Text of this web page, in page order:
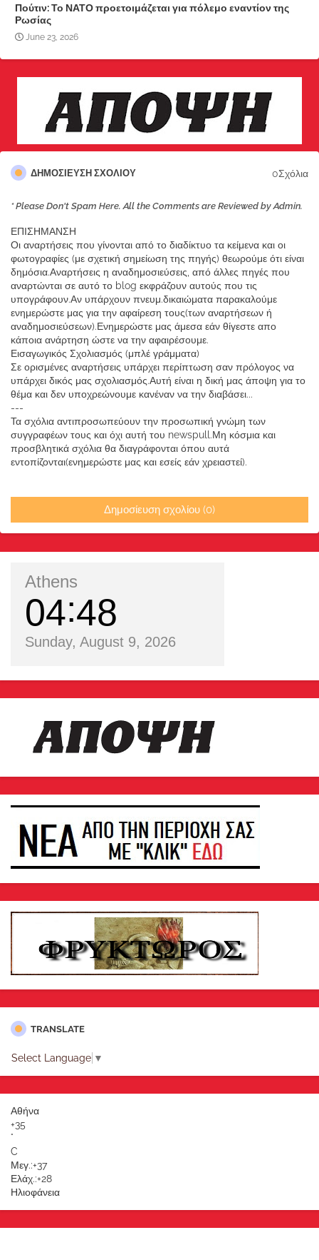
Πούτιν: Το ΝΑΤΟ προετοιμάζεται για πόλεμο εναντίον της
Ρωσίας
June 23, 2026
ΔΗΜΟΣΊΕΥΣΗ ΣΧΟΛΊΟΥ 0Σχόλια
* Please Don't Spam Here. All the Comments are Reviewed by Admin.
ΕΠΙΣΗΜΑΝΣΗ
Οι αναρτήσεις που γίνονται από το διαδίκτυο τα κείμενα και οι
φωτογραφίες (με σχετική σημείωση της πηγής) θεωρούμε ότι είναι
δημόσια.Αναρτήσεις η αναδημοσιεύσεις, από άλλες πηγές που
αναρτώνται σε αυτό το blog εκφράζουν αυτούς που τις
υπογράφουν.Αν υπάρχουν πνευμ.δικαιώματα παρακαλούμε
ενημερώστε μας για την αφαίρεση τους(των αναρτήσεων ή
αναδημοσιεύσεων).Ενημερώστε μας άμεσα εάν θίγεστε απο
κάποια ανάρτηση ώστε να την αφαιρέσουμε.
Εισαγωγικός Σχολιασμός (μπλέ γράμματα)
Σε ορισμένες αναρτήσεις υπάρχει περίπτωση σαν πρόλογος να
υπάρχει δικός μας σχολιασμός.Αυτή είναι η δική μας άποψη για το
θέμα και δεν υποχρεώνουμε κανέναν να την διαβάσει...
---
Τα σχόλια αντιπροσωπεύουν την προσωπική γνώμη των
συγγραφέων τους και όχι αυτή του newspull.Μη κόσμια και
προσβλητικά σχόλια θα διαγράφονται όπου αυτά
εντοπίζονται(ενημερώστε μας και εσείς εάν χρειαστεί).
Δημοσίευση σχολίου (0)
Athens
04 48
Sunday, August 9, 2026
TRANSLATE
Select Language ▼
Αθήνα
+35
°
C
Μεγ.:+37
Ελάχ.:+28
Ηλιοφάνεια